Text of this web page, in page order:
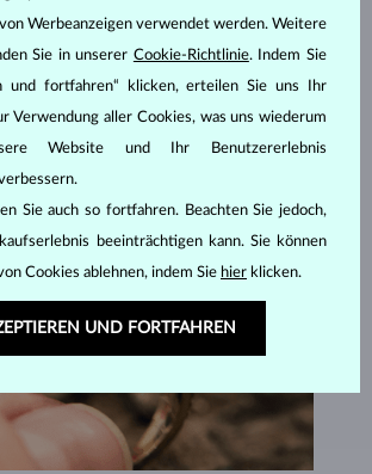
AUS DEMKLENOTA ATELIER
Werbeanzeigen verwendet werden. Weitere
Sie in unserer Cookie-Richtlinie. Indem Sie
und fortfahren“ klicken, erteilen Sie uns Ihr
Verwendung aller Cookies, was uns wiederum
Website und Ihr Benutzererlebnis
Sie auch so fortfahren. Beachten Sie jedoch,
beeinträchtigen kann. Sie können
Cookies ablehnen, indem Sie hier klicken.
UND FORTFAHREN